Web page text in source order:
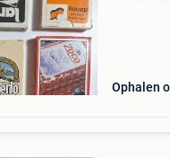
Ophalen